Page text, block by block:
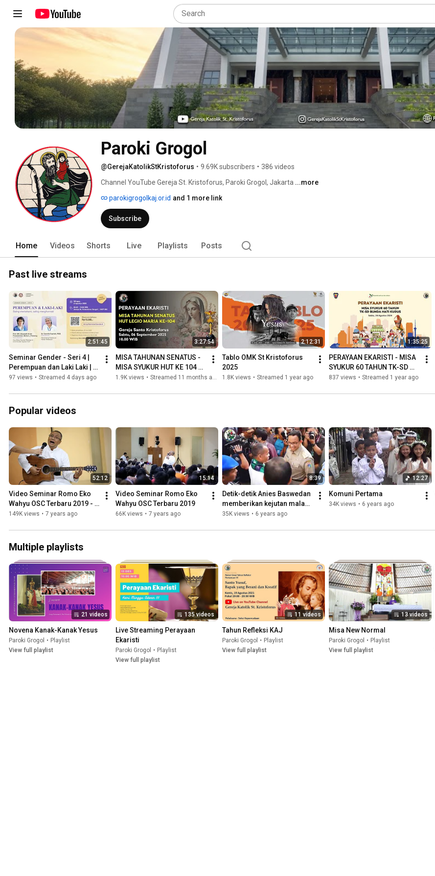
Paroki Grogol
@GerejaKatolikStKristoforus • 9.69K subscribers • 386 videos
Channel YouTube Gereja St. Kristoforus, Paroki Grogol, Jakarta ...more
parokigrogolkaj.or.id and 1 more link
Subscribe
Home Videos Shorts Live Playlists Posts
Past live streams
2:51:45
Seminar Gender - Seri 4 |
Perempuan dan Laki Laki |
Subseksi Kesetaraan
97 views • Streamed 4 days ago
3:27:54
MISA TAHUNAN SENATUS -
MISA SYUKUR HUT KE 104
LEGIO MARIA
1.9K views • Streamed 11 months ago
2:12:31
Tablo OMK St Kristoforus
2025
1.8K views • Streamed 1 year ago
1:35:25
PERAYAAN EKARISTI - MISA
SYUKUR 60 TAHUN TK-SD
BUNDA HATI KUDUS
837 views • Streamed 1 year ago
Popular videos
52:12
Video Seminar Romo Eko
Wahyu OSC Terbaru 2019 -
bagian 2
149K views • 7 years ago
15:14
Video Seminar Romo Eko
Wahyu OSC Terbaru 2019
66K views • 7 years ago
8:39
Detik-detik Anies Baswedan
memberikan kejutan malam
Natal di Gereja
35K views • 6 years ago
12:27
Komuni Pertama
34K views • 6 years ago
Multiple playlists
21 videos
Novena Kanak-Kanak Yesus
Paroki Grogol • Playlist
View full playlist
135 videos
Live Streaming Perayaan
Ekaristi
Paroki Grogol • Playlist
View full playlist
11 videos
Tahun Refleksi KAJ
Paroki Grogol • Playlist
View full playlist
13 videos
Misa New Normal
Paroki Grogol • Playlist
View full playlist